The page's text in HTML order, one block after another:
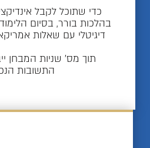
כדי שתוכל לקבל
בהלכות בורר, בסיום
דיגיטלי עם שאלות
תוך מס' שניות המבחן
התשובות